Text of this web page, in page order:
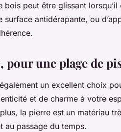
bois peut être glissant
surface antidérapante, ou
pour une plage de
un excellent choix
et de charme à votre
la pierre est un matériau
au passage du temps.